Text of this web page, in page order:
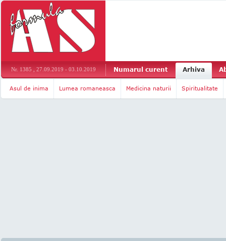
Nr. 1385 , 27.09.2019 - 03.10.2019 Numarul curent Arhiva
Asul de inima Lumea romaneasca Medicina naturii Spiritualitate